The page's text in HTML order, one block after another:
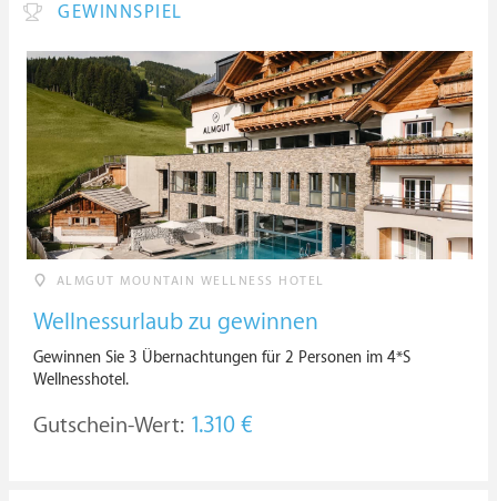
GEWINNSPIEL
ALMGUT MOUNTAIN WELLNESS HOTEL
Wellnessurlaub zu gewinnen
Gewinnen Sie 3 Übernachtungen für 2 Personen im 4*S
Wellnesshotel.
Gutschein-Wert: 1.310 €